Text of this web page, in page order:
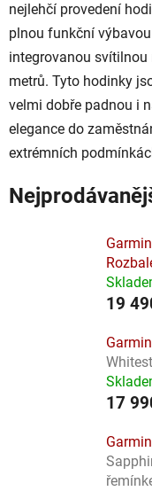
nejlehčí provedení
plnou funkční
integrovanou
metrů. Tyto hodinky
velmi dobře padnou i
elegance do
extrémních
19
17